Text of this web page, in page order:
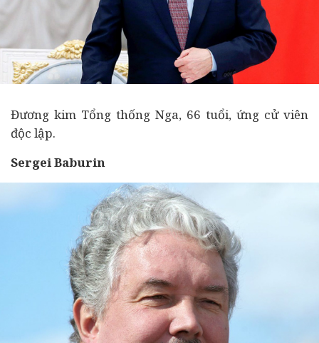
Đương kim Tổng thống Nga, 66 tuổi, ứng cử viên
độc lập.
Sergei Baburin